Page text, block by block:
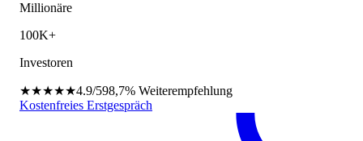
Millionäre
100K+
Investoren
★★★★★4.9/598,7% Weiterempfehlung
Kostenfreies Erstgespräch